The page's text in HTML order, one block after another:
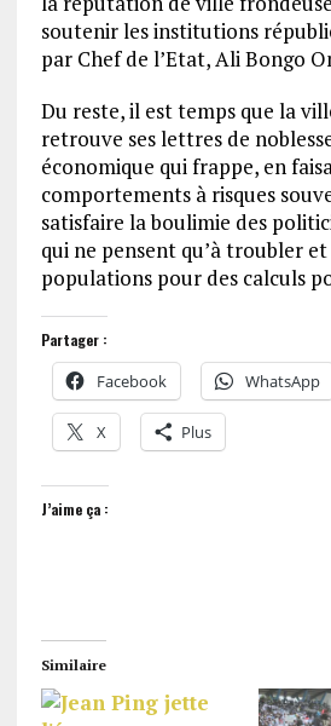
soutenir les institutions
par Chef de l’Etat, Ali Bongo
Du reste, il est temps que la
retrouve ses lettres de
économique qui frappe, en
comportements à risques
satisfaire la boulimie des
qui ne pensent qu’à troubler
populations pour des calculs
Partager :
Facebook WhatsApp
X Plus
J’aime ça :
Similaire